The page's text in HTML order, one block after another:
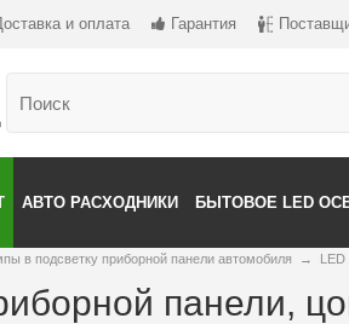
и оплата Гарантия
АВТО РАСХОДНИКИ БЫТОВОЕ LED
в подсветку приборной панели автомобиля → LED
панели,